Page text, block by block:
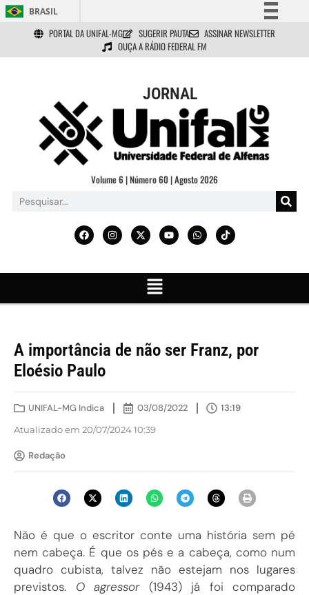
BRASIL
Simplifique!
Comunica BR
Acesso à informação
Legislação
Canais
PORTAL DA UNIFAL-MG SUGERIR PAUTA
ASSINAR NEWSLETTER
OUÇA A RÁDIO FEDERAL FM
JORNAL
Volume 6 | Número 60 | Agosto 2026
A importância de não ser Franz, por
Eloésio Paulo
UNIFAL-MG Indica 03/08/2022 13:19
Atualizado em 20/07/2024 10:39
Redação
Não é que o escritor conte uma história sem pé
nem cabeça. É que os pés e a cabeça, como num
quadro cubista, talvez não estejam nos lugares
previstos. O agressor (1943) já foi comparado